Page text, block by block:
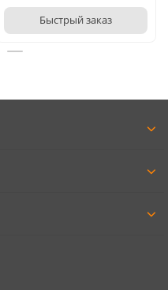
Быстрый заказ